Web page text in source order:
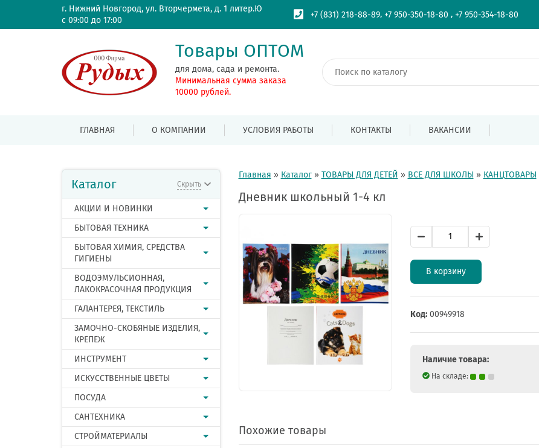
г. Нижний Новгород, ул. Вторчермета, д. 1 литер.Ю
с 09:00 до 17:00
+7 (831) 218-88-89,+7 950-350-18-80 ,+7 950-354-18-80
Товары ОПТОМ
для дома, сада и ремонта.
Минимальная сумма заказа
10000 рублей.
ГЛАВНАЯ О КОМПАНИИ УСЛОВИЯ РАБОТЫ КОНТАКТЫ ВАКАНСИИ
Каталог Скрыть
АКЦИИ И НОВИНКИ
БЫТОВАЯ ТЕХНИКА
БЫТОВАЯ ХИМИЯ, СРЕДСТВА
ГИГИЕНЫ
ВОДОЭМУЛЬСИОННАЯ,
ЛАКОКРАСОЧНАЯ ПРОДУКЦИЯ
ГАЛАНТЕРЕЯ, ТЕКСТИЛЬ
ЗАМОЧНО-СКОБЯНЫЕ ИЗДЕЛИЯ,
КРЕПЕЖ
ИНСТРУМЕНТ
ИСКУССТВЕННЫЕ ЦВЕТЫ
ПОСУДА
САНТЕХНИКА
СТРОЙМАТЕРИАЛЫ
Главная » Каталог» ТОВАРЫ ДЛЯ ДЕТЕЙ » ВСЕ ДЛЯ ШКОЛЫ » КАНЦТОВАРЫ
Дневник школьный 1-4 кл
В корзину
Код:00949918
Наличие товара:
На складе:
Похожие товары